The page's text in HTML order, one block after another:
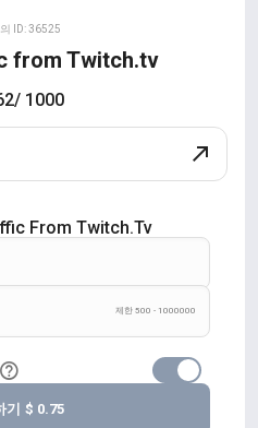
ID: 36525
from Twitch.tv
/ 1000
From Twitch.tv
제한 500 - 1000000
기 $ 0.75